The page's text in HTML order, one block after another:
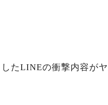
たLINEの衝撃内容が